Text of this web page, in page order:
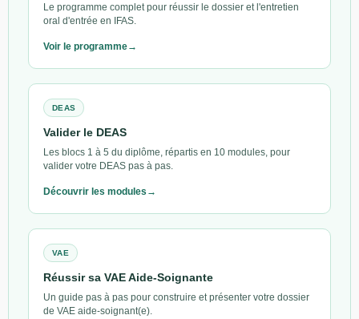
Le programme complet pour réussir le dossier et l'entretien
oral d'entrée en IFAS.
Voir le programme
DEAS
Valider le DEAS
Les blocs 1 à 5 du diplôme, répartis en 10 modules, pour
valider votre DEAS pas à pas.
Découvrir les modules
VAE
Réussir sa VAE Aide-Soignante
Un guide pas à pas pour construire et présenter votre dossier
de VAE aide-soignant(e).